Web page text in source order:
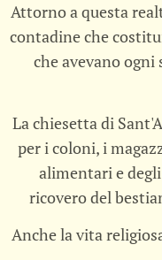
Attorno a questa
contadine che
che avevano ogni
La chiesetta di
per i coloni, i
alimentari e
ricovero del
Anche la vita